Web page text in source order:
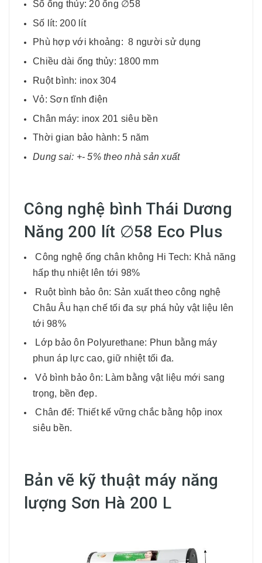
Số ống thủy: 20 ống ∅58
Số lít: 200 lít
Phù hợp với khoảng: 8 người sử dụng
Chiều dài ống thủy: 1800 mm
Ruột bình: inox 304
Vỏ: Sơn tĩnh điện
Chân máy: inox 201 siêu bền
Thời gian bảo hành: 5 năm
Dung sai: +- 5% theo nhà sản xuất
Công nghệ bình Thái Dương
Năng 200 lít ∅58 Eco Plus
Công nghệ ống chân không Hi Tech: Khả năng
hấp thụ nhiệt lên tới 98%
Ruột bình bảo ôn: Sản xuất theo công nghệ
Châu Âu hạn chế tối đa sự phá hủy vật liệu lên
tới 98%
Lớp bảo ôn Polyurethane: Phun bằng máy
phun áp lực cao, giữ nhiệt tối đa.
Vỏ bình bảo ôn: Làm bằng vật liệu mới sang
trọng, bền đẹp.
Chân đế: Thiết kế vững chắc bằng hộp inox
siêu bền.
Bản vẽ kỹ thuật máy năng
lượng Sơn Hà 200 L